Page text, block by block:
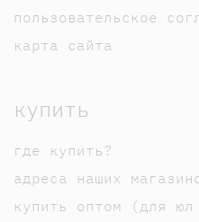
пользовательское
карта сайта
купить
где купить?
адреса наших
купить оптом (для